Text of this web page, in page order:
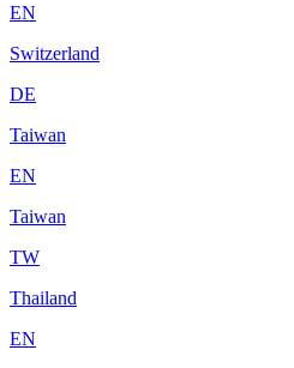
EN
Switzerland
DE
Taiwan
EN
Taiwan
TW
Thailand
EN